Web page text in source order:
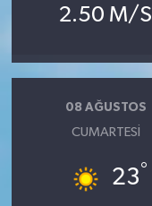
2.50 M/S
08 AĞUSTOS
CUMARTESI
23°